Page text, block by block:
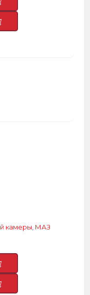
камеры, МАЗ